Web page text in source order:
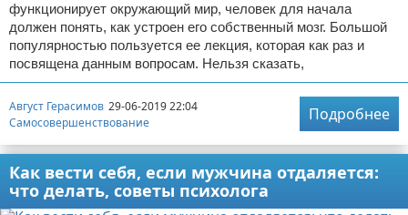
функционирует окружающий мир, человек для начала
должен понять, как устроен его собственный мозг. Большой
популярностью пользуется ее лекция, которая как раз и
посвящена данным вопросам. Нельзя сказать,
Август Герасимов 29-06-2019 22:04
Самосовершенствование
Подробнее
Как вести себя, если мужчина отдаляется:
что делать, советы психолога